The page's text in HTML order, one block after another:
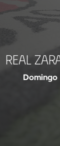
REAL
Domingo